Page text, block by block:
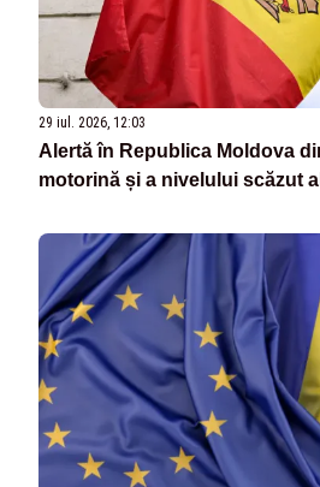
29 iul. 2026, 12:03
Alertă în Republica Moldova
motorină și a nivelului scăzut